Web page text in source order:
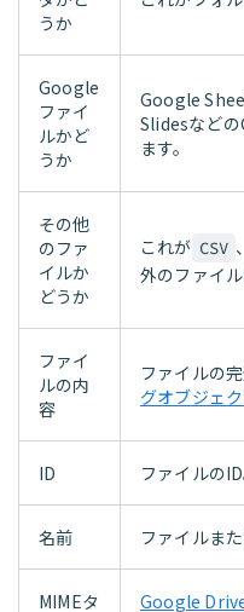
うか
Google
ファイ
ルかど
うか
Google
Slidesなど
ます。
その他
のファ
イルか
どうか
これが CSV 、
外のファイ
ファイ
ルの内
容
ファイルの
グオブジェ
ID ファイルのID
名前 ファイルま
MIMEタ
Google